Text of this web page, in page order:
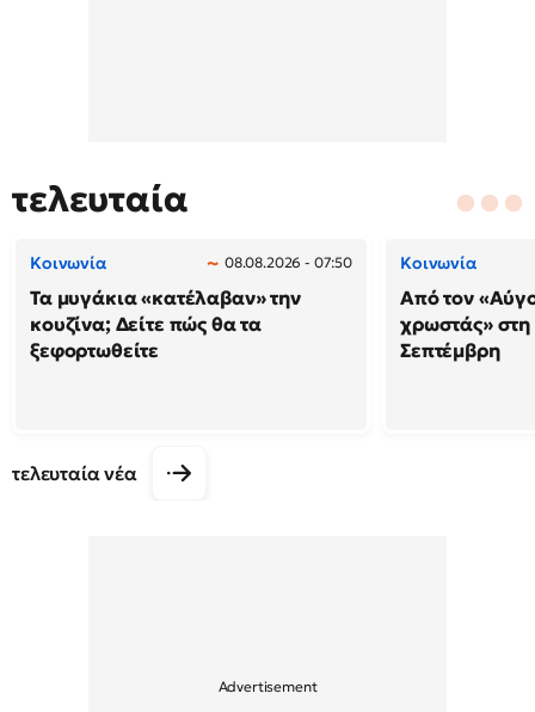
τελευταία
Κοινωνία 08.08.2026 - 07:50
Τα μυγάκια «κατέλαβαν» την
κουζίνα; Δείτε πώς θα τα
ξεφορτωθείτε
Κοινωνία
Από τον
χρωστάς»
Σεπτέμβρη
τελευταία νέα